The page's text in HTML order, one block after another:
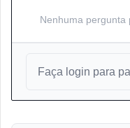
Nenhuma pergunta
Faça login para